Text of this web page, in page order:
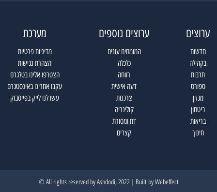
ערוצים
חדשות
בקהילה
תרבות
ספורט
מגזין
ביטחון
בריאות
חינוך
ערוצים נוספים
המומחים עונים
כלכלה
רווחה
דעה אישית
צרכנות
קולינריה
דת ומסורת
קצרים
מערכת
מדיניות פרטיות
הצהרת נגישות
הצטרפו אלינו בטלגרם
עקבו אחרינו באינסטגרם
עשו לנו לייק בפייסבוק
All rights reserved by Ashdodi, 2022 | Built byWebeffect ©